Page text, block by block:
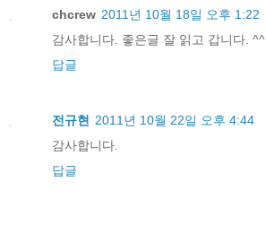
chcrew 2011년 10월 18일 오후 1:22
감사합니다. 좋은글 잘 읽고 갑니다. ^^
답글
전규현
2011년 10월 22일 오후 4:44
감사합니다.
답글